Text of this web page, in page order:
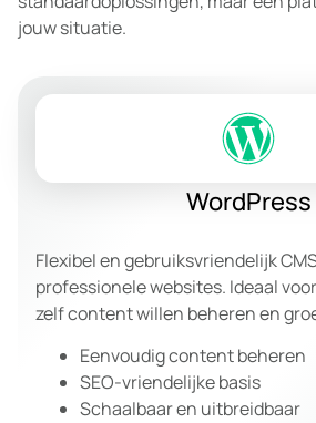
jouw situatie.
WordPress
Flexibel en gebruiksvriendelijk
professionele websites. Ideaal
zelf content willen beheren en
Eenvoudig content beheren
SEO-vriendelijke basis
Schaalbaar en uitbreidbaar